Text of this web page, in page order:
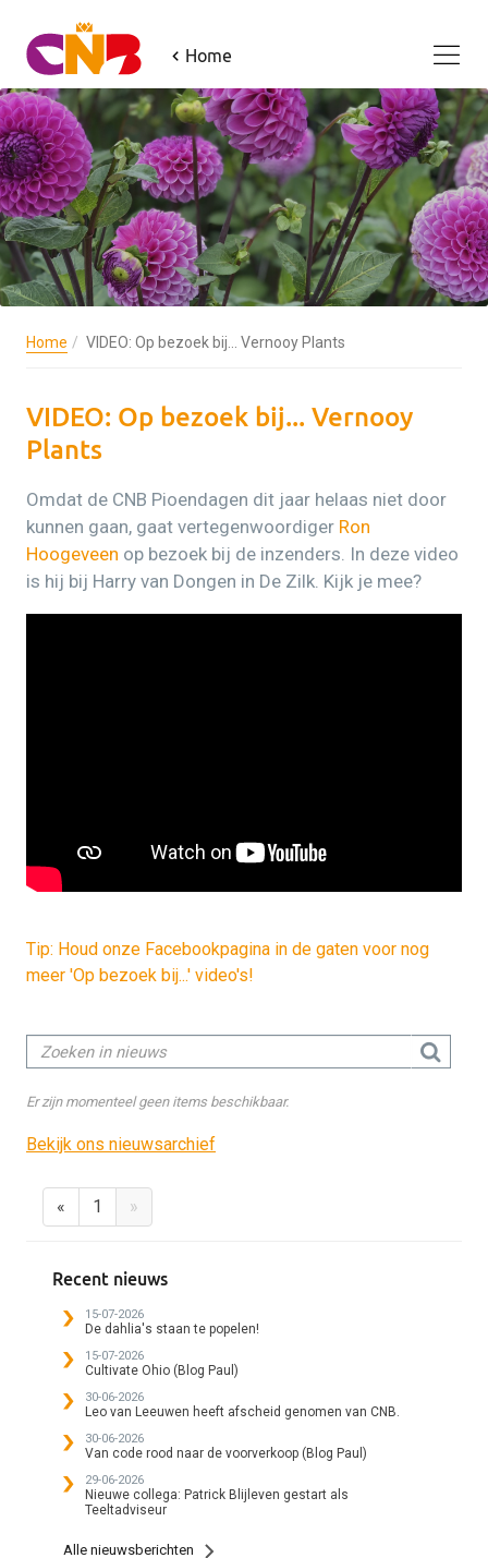
Home
Home VIDEO: Op bezoek bij... Vernooy Plants
VIDEO: Op bezoek bij... Vernooy
Plants
Omdat de CNB Pioendagen dit jaar helaas niet door
kunnen gaan, gaat vertegenwoordiger Ron
Hoogeveen op bezoek bij de inzenders. In deze video
is hij bij Harry van Dongen in De Zilk. Kijk je mee?
Tip: Houd onze Facebookpagina in de gaten voor nog
meer 'Op bezoek bij...' video's!
Er zijn momenteel geen items beschikbaar.
Bekijk ons nieuwsarchief
« 1 »
Recent nieuws
15-07-2026
De dahlia's staan te popelen!
15-07-2026
Cultivate Ohio (Blog Paul)
30-06-2026
Leo van Leeuwen heeft afscheid genomen van CNB.
30-06-2026
Van code rood naar de voorverkoop (Blog Paul)
29-06-2026
Nieuwe collega: Patrick Blijleven gestart als
Teeltadviseur
Alle nieuwsberichten